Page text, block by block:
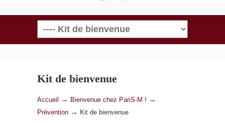
Navigation
Kit de bienvenue
Accueil → Bienvenue chez PariS-M ! →
Prévention → Kit de bienvenue